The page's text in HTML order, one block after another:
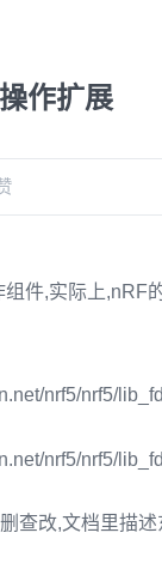
作扩展
件,实际上,nRF
nrf5/nrf5/
nrf5/nrf5/
查改,文档里描